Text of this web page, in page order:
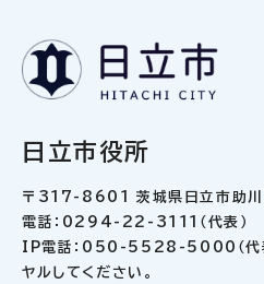
日立市役所
〒317-8601 茨城県日立市助
電話：0294-22-3111（代表）
IP電話：050-5528-5000（代表
ヤルしてください。